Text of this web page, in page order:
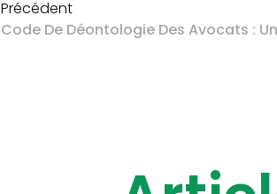
Précédent